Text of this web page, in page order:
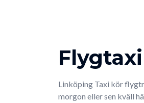
Linköping Taxi kör
morgon eller sen kväll